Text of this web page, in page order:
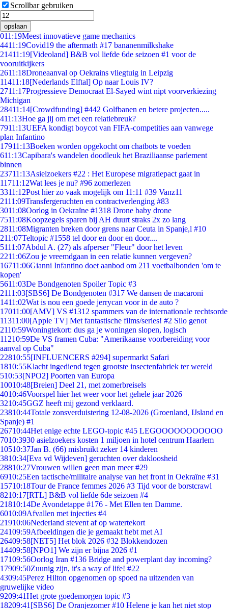
Scrollbar gebruiken
opslaan
011:19Meest innovatieve game mechanics
4411:19Covid19 the aftermath #17 bananenmilkshake
21411:19[Videoland] B&B vol liefde 6de seizoen #1 voor de
vooruitkijkers
2611:18Droneaanval op Oekrains vliegtuig in Leipzig
11411:18[Nederlands Elftal] Op naar Louis IV?
2711:17Progressieve Democraat El-Sayed wint nipt voorverkiezing
Michigan
28411:14[Crowdfunding] #442 Golfbanen en betere projecten.....
411:13Hoe ga jij om met een relatiebreuk?
7911:13UEFA kondigt boycot van FIFA-competities aan vanwege
plan Infantino
17911:13Boeken worden opgekocht om chatbots te voeden
611:13Capibara's wandelen doodleuk het Braziliaanse parlement
binnen
23711:13Asielzoekers #22 : Het Europese migratiepact gaat in
11711:12Wat lees je nu? #96 zomerlezen
3311:12Post hier zo vaak mogelijk om 11:11 #39 Vanz11
2111:09Transfergeruchten en contractverlenging #83
3011:08Oorlog in Oekraïne #1318 Drone baby drone
7511:08Koopzegels sparen bij AH duurt straks 2x zo lang
2811:08Migranten breken door grens naar Ceuta in Spanje,l #10
211:07Teltopic #1558 tel door en door en door....
5111:07Abdul A. (27) als afperser "Fleur" door het leven
2211:06Zou je vreemdgaan in een relatie kunnen vergeven?
16711:06Gianni Infantino doet aanbod om 211 voetbalbonden 'om te
kopen'
5611:03De Bondgenoten Spoiler Topic #3
2111:03[SBS6] De Bondgenoten #317 We dansen de macaroni
1411:02Wat is nou een goede jerrycan voor in de auto ?
17011:00[AMV] VS #1312 spammers van de internationale rechtsorde
11311:00[Apple TV] Met fantastische films/series! #2 Silo genot
2110:59Woningtekort: dus ga je woningen slopen, logisch
11210:59De VS framen Cuba: "Amerikaanse voorbereiding voor
aanval op Cuba"
22810:55[INFLUENCERS #294] supermarkt Safari
1810:55Klacht ingediend tegen grootste insectenfabriek ter wereld
510:53[NPO2] Poorten van Europa
10010:48[Breien] Deel 21, met zomerbreisels
4010:46Voorspel hier het weer voor het gehele jaar 2026
3210:45GGZ heeft mij gezond verklaard.
23810:44Totale zonsverduistering 12-08-2026 (Groenland, IJsland en
Spanje) #1
26710:44Het enige echte LEGO-topic #45 LEGOOOOOOOOOOO
7010:3930 asielzoekers kosten 1 miljoen in hotel centrum Haarlem
10510:37Jan B. (66) misbruikt zeker 14 kinderen
3810:34[Eva vd Wijdeven] geruchten over dakloosheid
28810:27Vrouwen willen geen man meer #29
6910:25Een tactische/militaire analyse van het front in Oekraïne #31
15710:18Tour de France femmes 2026 #3 Tijd voor de borstcrawl
8210:17[RTL] B&B vol liefde 6de seizoen #4
21810:14De Avondetappe #176 - Met Ellen ten Damme.
6010:09Afvallen met injecties #4
21910:06Nederland stevent af op watertekort
24109:59Afbeeldingen die je gemaakt hebt met AI
26409:58[NET5] Het blok 2026 #32 Blokkendozen
14409:58[NPO1] We zijn er bijna 2026 #1
17109:56Oorlog Iran #136 Bridge and powerplant day incoming?
17909:50Zuunig zijn, it's a way of life! #22
4309:45Perez Hilton opgenomen op spoed na uitzenden van
gruwelijke video
9209:41Het grote goedemorgen topic #3
18209:41 [SBS6] De Oranjezomer #10 Helene je kan het niet stop